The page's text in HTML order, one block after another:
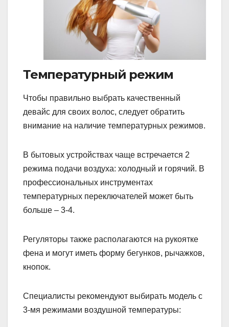
Температурный режим
Чтобы правильно выбрать качественный
девайс для своих волос, следует обратить
внимание на наличие температурных режимов.
В бытовых устройствах чаще встречается 2
режима подачи воздуха: холодный и горячий. В
профессиональных инструментах
температурных переключателей может быть
больше – 3-4.
Регуляторы также располагаются на рукоятке
фена и могут иметь форму бегунков, рычажков,
кнопок.
Специалисты рекомендуют выбирать модель с
3-мя режимами воздушной температуры: